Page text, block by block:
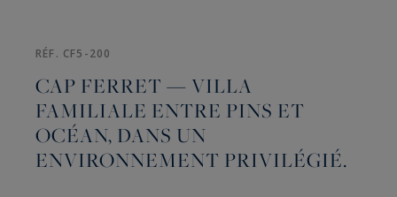
RÉF. CF5-200
CAP FERRET — VILLA
FAMILIALE ENTRE PINS ET
OCÉAN, DANS UN
ENVIRONNEMENT PRIVILÉGIÉ.